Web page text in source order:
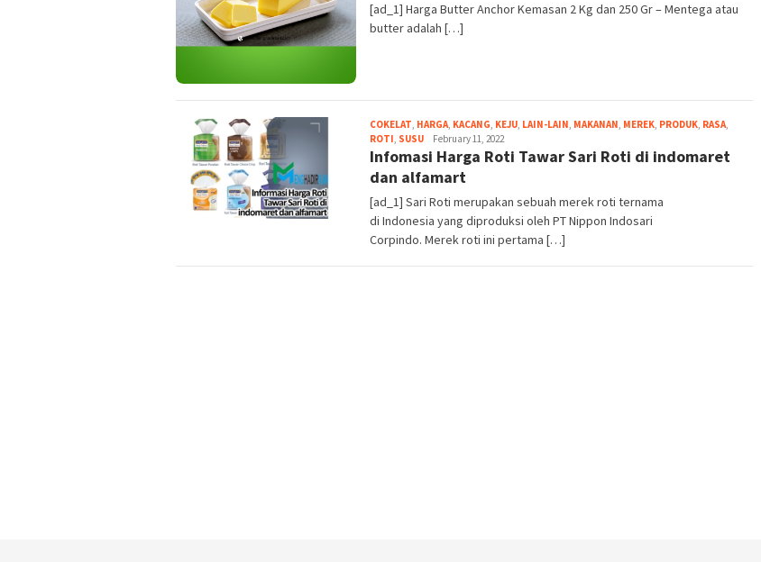
[ad_1] Harga Butter Anchor Kemasan 2 Kg dan 250 Gr – Mentega atau
butter adalah […]
COKELAT, HARGA, KACANG, KEJU, LAIN-LAIN, MAKANAN, MEREK, PRODUK, RASA,
ROTI, SUSU menghadirkan_
February 11, 2022
Infomasi Harga Roti Tawar Sari Roti di indomaret
dan alfamart
[ad_1] Sari Roti merupakan sebuah merek roti ternama
di Indonesia yang diproduksi oleh PT Nippon Indosari
Corpindo. Merek roti ini pertama […]